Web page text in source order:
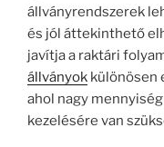
állványrendszerek
és jól áttekinthető
javítja a raktári
állványok különösen
ahol nagy
kezelésére van